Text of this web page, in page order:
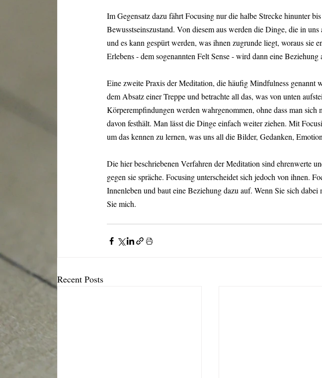
Im Gegensatz dazu fährt Focusing nur die halbe Strecke hinunter
Bewusstseinszustand. Von diesem aus werden die Dinge, die in
und es kann gespürt werden, was ihnen zugrunde liegt, woraus sie
Erlebens - dem sogenannten Felt Sense - wird dann eine Beziehung
Eine zweite Praxis der Meditation, die häufig Mindfulness genannt
dem Absatz einer Treppe und betrachte all das, was von unten
Körperempfindungen werden wahrgenommen, ohne dass man
davon festhält. Man lässt die Dinge einfach weiter ziehen. Mit
um das kennen zu lernen, was uns all die Bilder, Gedanken,
Die hier beschriebenen Verfahren der Meditation sind ehrenwerte
gegen sie spräche. Focusing unterscheidet sich jedoch von ihnen.
Innenleben und baut eine Beziehung dazu auf. Wenn Sie sich
Sie mich.
Recent Posts